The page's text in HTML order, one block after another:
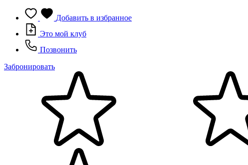
Добавить в избранное
Это мой клуб
Позвонить
Забронировать